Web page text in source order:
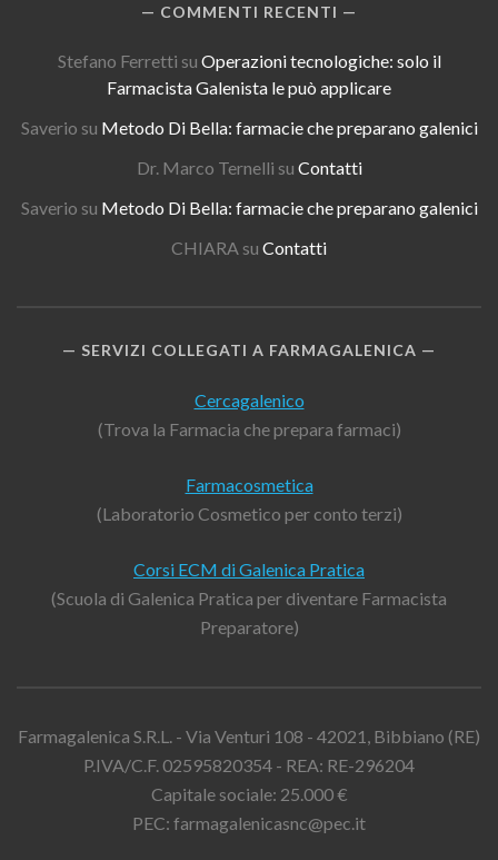
COMMENTI RECENTI
Stefano Ferretti su Operazioni tecnologiche: solo il
Farmacista Galenista le può applicare
Saverio su Metodo Di Bella: farmacie che preparano galenici
Dr. Marco Ternelli su Contatti
Saverio su Metodo Di Bella: farmacie che preparano galenici
CHIARA su Contatti
SERVIZI COLLEGATI A FARMAGALENICA
Cercagalenico
(Trova la Farmacia che prepara farmaci)
Farmacosmetica
(Laboratorio Cosmetico per conto terzi)
Corsi ECM di Galenica Pratica
(Scuola di Galenica Pratica per diventare Farmacista
Preparatore)
Farmagalenica S.R.L. - Via Venturi 108 - 42021, Bibbiano (RE)
P.IVA/C.F. 02595820354 - REA: RE-296204
Capitale sociale: 25.000 €
PEC: farmagalenicasnc@pec.it